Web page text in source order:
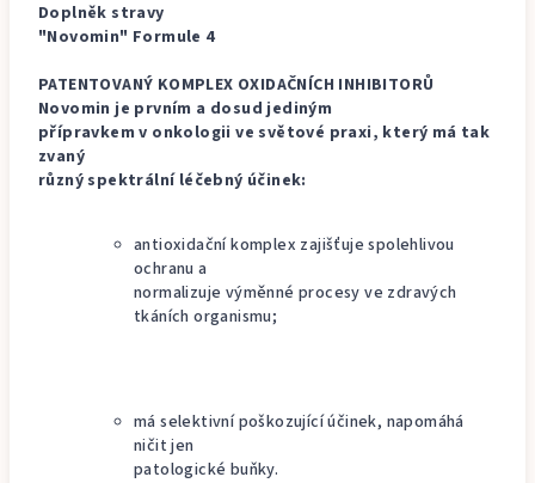
Doplněk stravy
"Novomin" Formule 4
PATENTOVANÝ KOMPLEX OXIDAČNÍCH INHIBITORŮ
Novomin je prvním a dosud jediným
přípravkem v onkologii ve světové praxi, který má tak
zvaný
různý spektrální léčebný účinek:
antioxidační komplex zajišťuje spolehlivou
ochranu a
normalizuje výměnné procesy ve zdravých
tkáních organismu;
má selektivní poškozující účinek, napomáhá
ničit jen
patologické buňky.